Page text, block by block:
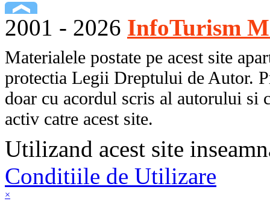
2001 - 2026 InfoTurism
Materialele postate pe acest site
protectia Legii Dreptului de Autor.
doar cu acordul scris al autorului si
activ catre acest site.
Utilizand acest site
Conditiile de Utilizare
×